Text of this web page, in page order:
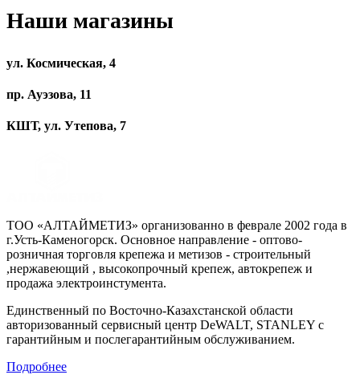
Наши магазины
ул. Космическая, 4
пр. Ауэзова, 11
КШТ, ул. Утепова, 7
ТОО «АЛТАЙМЕТИЗ» организованно в феврале 2002 года в
г.Усть-Каменогорск. Основное направление - оптово-
розничная торговля крепежа и метизов - строительный
,нержавеющий , высокопрочный крепеж, автокрепеж и
продажа электроинстумента.
Единственный по Восточно-Казахстанской области
авторизованный сервисный центр DeWALT, STANLEY с
гарантийным и послегарантийным обслуживанием.
Подробнее